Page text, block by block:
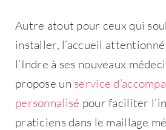
Autre atout pour ceux qui
installer, l’accueil
l’Indre à ses nouveaux
propose un service
personnalisé pour faciliter
praticiens dans le maillage